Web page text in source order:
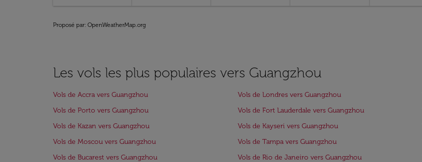
Proposé par: OpenWeatherMap.org
Les vols les plus populaires vers Guangzhou
Vols de Accra vers Guangzhou Vols de Londres vers Guangzhou
Vols de Porto vers Guangzhou
Vols de Fort Lauderdale vers Guangzhou
Vols de Kazan vers Guangzhou
Vols de Kayseri vers Guangzhou
Vols de Moscou vers Guangzhou
Vols de Tampa vers Guangzhou
Vols de Bucarest vers Guangzhou
Vols de Rio de Janeiro vers Guangzhou